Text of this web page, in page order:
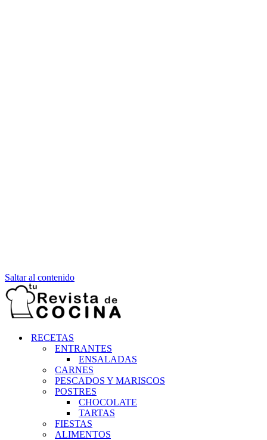
Saltar al contenido
RECETAS
ENTRANTES
ENSALADAS
CARNES
PESCADOS Y MARISCOS
POSTRES
CHOCOLATE
TARTAS
FIESTAS
ALIMENTOS